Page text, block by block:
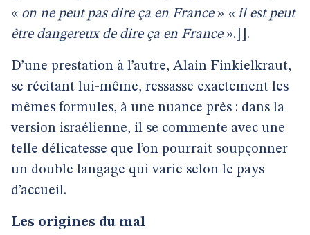
« on ne peut pas dire ça en France» « il est peut
être dangereux de dire ça en France».]].
D’une prestation à l’autre, Alain Finkielkraut,
se récitant lui-même, ressasse exactement les
mêmes formules, à une nuance près : dans la
version israélienne, il se commente avec une
telle délicatesse que l’on pourrait soupçonner
un double langage qui varie selon le pays
d’accueil.
Les origines du mal